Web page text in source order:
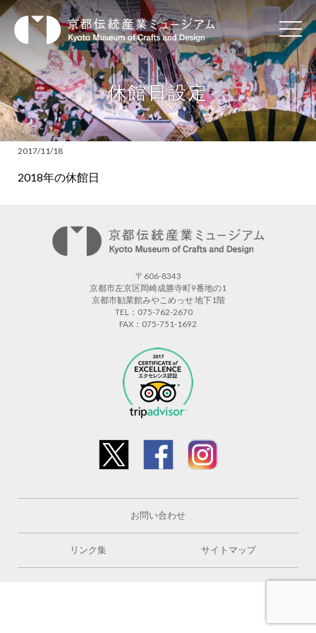
休館日設定
2017/11/18
2018年の休館日
〒606-8343
京都市左京区岡崎成勝寺町9番地の1
京都市勧業館みやこめっせ 地下1階
TEL：075-762-2670
FAX：075-751-1692
お問い合わせ
リンク集 サイトマップ